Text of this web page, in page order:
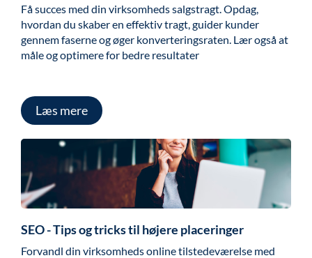
Få succes med din virksomheds salgstragt. Opdag,
hvordan du skaber en effektiv tragt, guider kunder
gennem faserne og øger konverteringsraten. Lær også at
måle og optimere for bedre resultater
Læs mere
SEO - Tips og tricks til højere placeringer
Forvandl din virksomheds online tilstedeværelse med